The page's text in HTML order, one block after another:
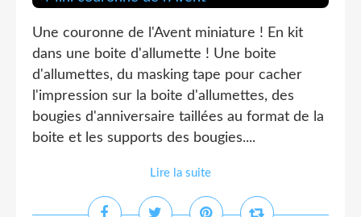
Une couronne de l'Avent miniature ! En kit
dans une boite d'allumette ! Une boite
d'allumettes, du masking tape pour cacher
l'impression sur la boite d'allumettes, des
bougies d'anniversaire taillées au format de la
boite et les supports des bougies....
Lire la suite